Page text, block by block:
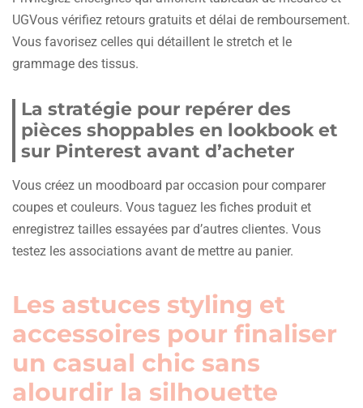
UGVous vérifiez retours gratuits et délai de remboursement.
Vous favorisez celles qui détaillent le stretch et le
grammage des tissus.
La stratégie pour repérer des
pièces shoppables en lookbook et
sur Pinterest avant d’acheter
Vous créez un moodboard par occasion pour comparer
coupes et couleurs. Vous taguez les fiches produit et
enregistrez tailles essayées par d’autres clientes. Vous
testez les associations avant de mettre au panier.
Les astuces styling et
accessoires pour finaliser
un casual chic sans
alourdir la silhouette